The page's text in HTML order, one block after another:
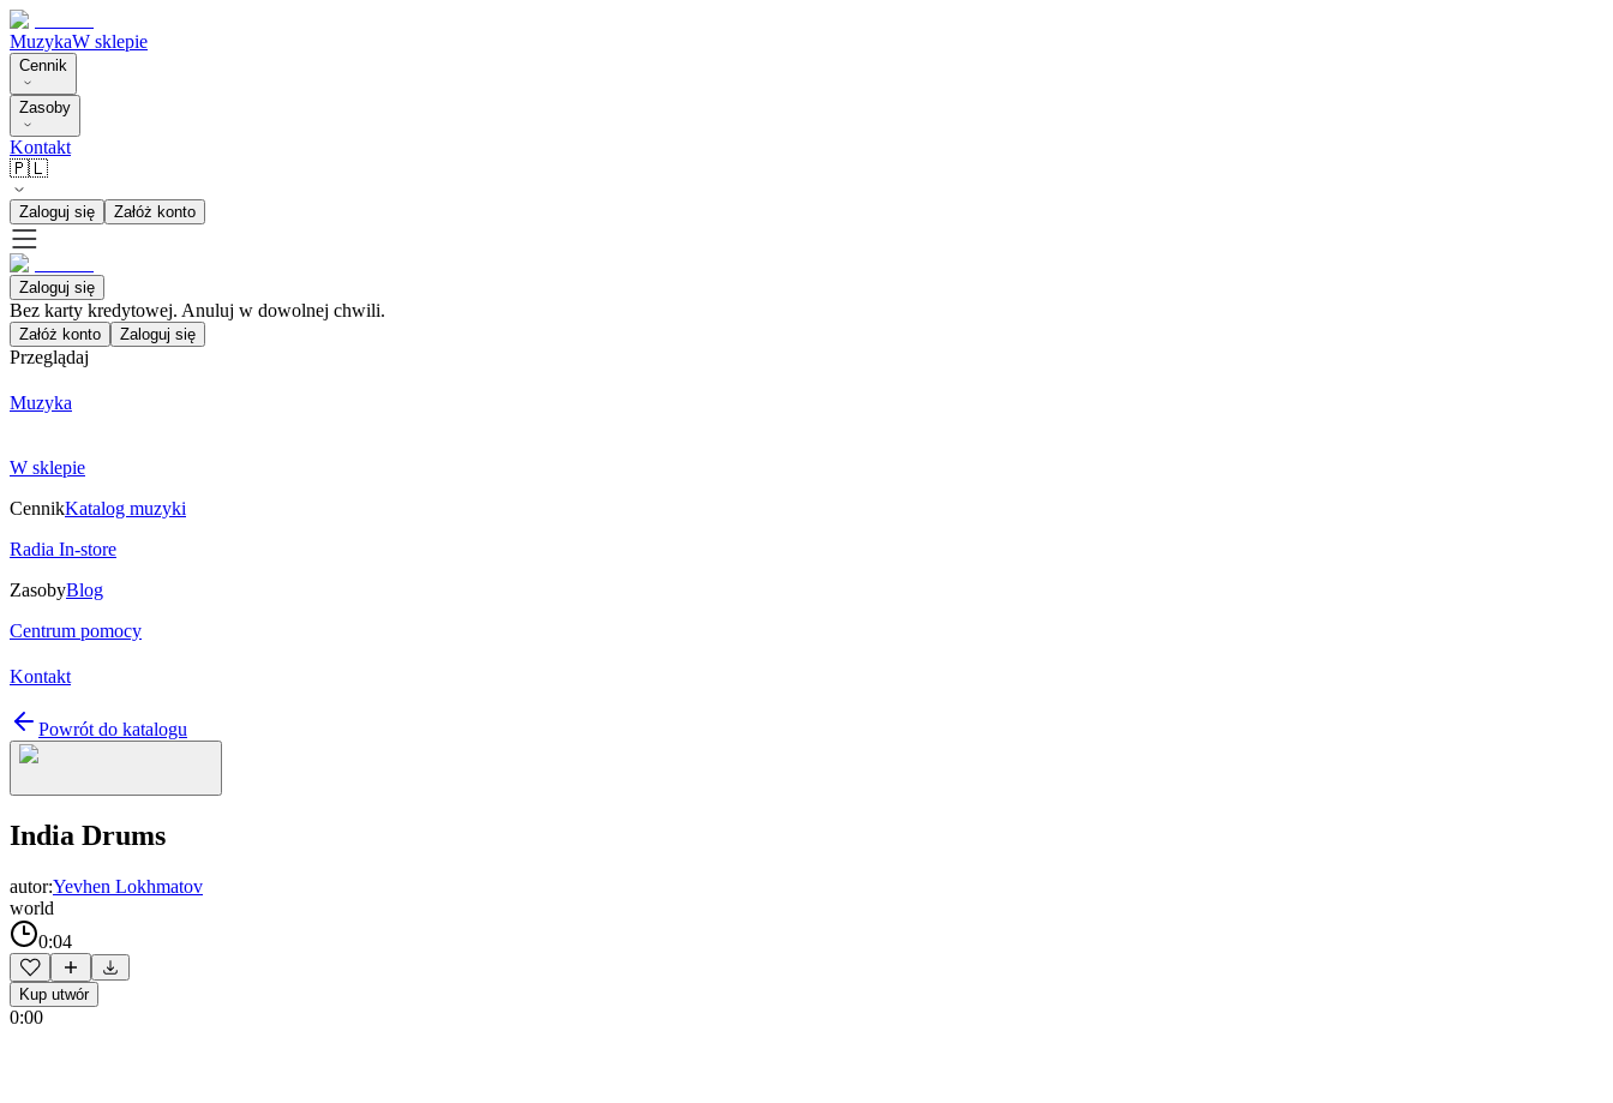
MuzykaW sklepie
Cennik
Zasoby
Kontakt
🇵🇱
Zaloguj się Załóż konto
Zaloguj się
Bez karty kredytowej. Anuluj w dowolnej chwili.
Załóż konto Zaloguj się
Przeglądaj
Muzyka
W sklepie
CennikKatalog muzyki
Radia In-store
ZasobyBlog
Centrum pomocy
Kontakt
Powrót do katalogu
India Drums
autor:Yevhen Lokhmatov
world
0:04
Kup utwór
0:00